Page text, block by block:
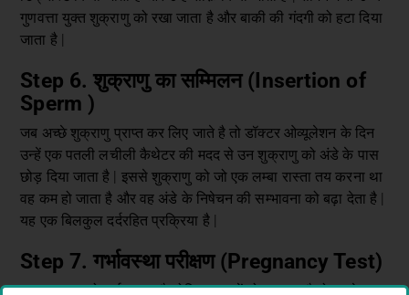
गुणवत्ता युक्त शुक्राणु को रखा जाता है और बाकी की गंदगी को हटा दिया
जाता है |
Step 6. शुक्राणु का सम्मिलन (Insertion of
Sperm )
जब अच्छे शुक्राणु प्राप्त कर लिए जाते है तो डॉक्टर ओव्यूलेशन के दिन
उन्हें एक पतली लचीली कैथेटर की मदद से उन शुक्राणु को अंडे के पास
छोड़ दिया जाता है | इससे शुक्राणु को जो एक लम्बा रास्ता तय करना था
वह कम हो जाता है और वह अंडे के निषेचन की सम्भावना को बढ़ा देता है |
यह एक बिलकुल दर्दरहित प्रक्रिया है |
Step 7. गर्भावस्था परीक्षण (Pregnancy Test)
जब शुक्राणु को गर्भाशय या फ़ैलोपिन ट्यूब में छोड़ा जाता है तो उसके बाद